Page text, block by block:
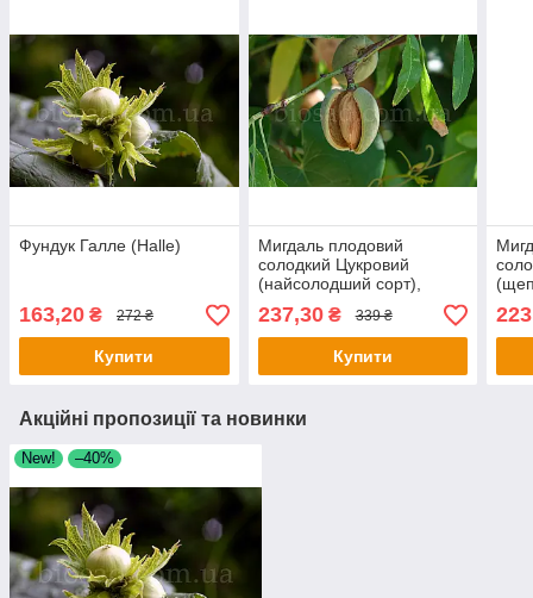
Фундук Галле (Halle)
163,20 ₴ 272 ₴
Купити
Мигдаль плодовий
солодкий Цукровий
(найсолодший сорт),
щеплений
237,30₴ 339 ₴
Купити
Акційні пропозиції та новинки
New! –40%